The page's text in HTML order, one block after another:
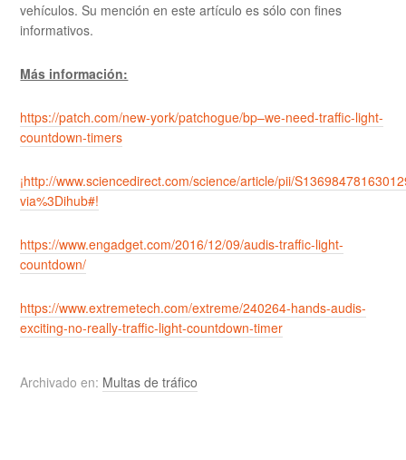
vehículos. Su mención en este artículo es sólo con fines
informativos.
Más información:
https://patch.com/new-york/patchogue/bp–we-need-traffic-light-
countdown-timers
¡http://www.sciencedirect.com/science/article/pii/
via%3Dihub#!
https://www.engadget.com/2016/12/09/audis-traffic-light-
countdown/
https://www.extremetech.com/extreme/240264-hands-audis-
exciting-no-really-traffic-light-countdown-timer
Archivado en: Multas de tráfico